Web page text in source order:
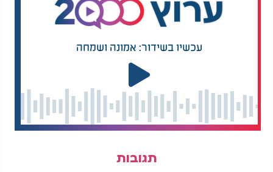
עכשיו בשידור: אמונה ושמחה
תגובות